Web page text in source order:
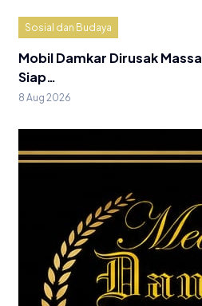
Sosial dan Budaya
Mobil Damkar Dirusak
Siap…
8 Aug 2026